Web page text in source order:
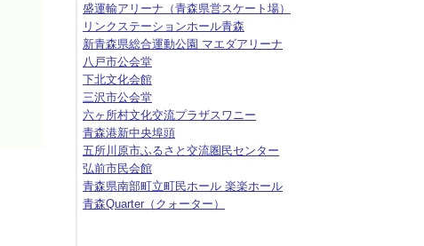
盛運輸アリーナ（青森県営スケート場）
リンクステーションホール青森
新青森県総合運動公園 マエダアリーナ
八戸市公会堂
下北文化会館
三沢市公会堂
六ヶ所村文化交流プラザスワニー
青森港新中央埠頭
五所川原市ふるさと交流圏民センター
弘前市民会館
青森県南部町立町民ホール 楽楽ホール
青森Quarter（クォーター）